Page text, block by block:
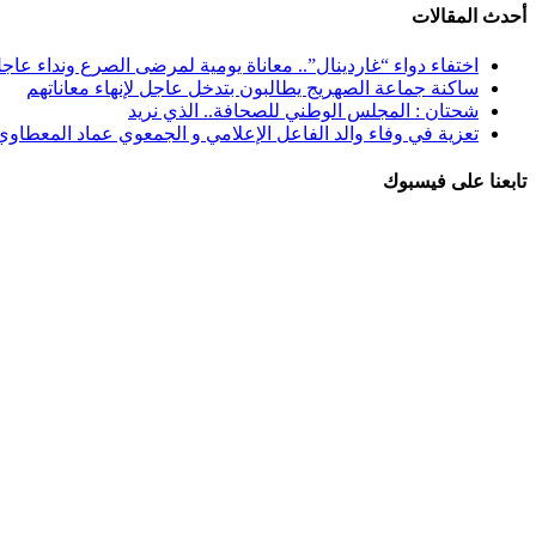
أحدث المقالات
اختفاء دواء “غاردينال”.. معاناة يومية لمرضى الصرع ونداء
ساكنة جماعة الصهريج يطالبون بتدخل عاجل لإنهاء معاناتهم
شحتان : المجلس الوطني للصحافة.. الذي نريد
تعزية في وفاء والد الفاعل الإعلامي و الجمعوي عماد
تابعنا على فيسبوك